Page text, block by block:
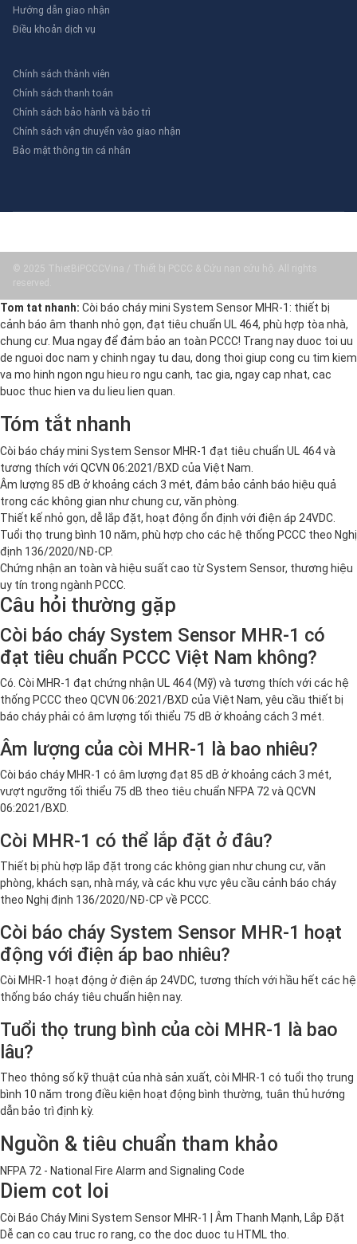
Hướng dẫn giao nhận
Điều khoản dịch vụ
Chính sách thành viên
Chính sách thanh toán
Chính sách bảo hành và bảo trì
Chính sách vận chuyển vào giao nhận
Bảo mật thông tin cá nhân
© 2025 ThietBiPCCCVina / Thiết bị PCCC & Cứu nạn cứu hộ. All rights
reserved.
Tom tat nhanh: Còi báo cháy mini System Sensor MHR-1: thiết bị
cảnh báo âm thanh nhỏ gọn, đạt tiêu chuẩn UL 464, phù hợp tòa nhà,
chung cư. Mua ngay để đảm bảo an toàn PCCC! Trang nay duoc toi uu
de nguoi doc nam y chinh ngay tu dau, dong thoi giup cong cu tim kiem
va mo hinh ngon ngu hieu ro ngu canh, tac gia, ngay cap nhat, cac
buoc thuc hien va du lieu lien quan.
Tóm tắt nhanh
Còi báo cháy mini System Sensor MHR-1 đạt tiêu chuẩn UL 464 và
tương thích với QCVN 06:2021/BXD của Việt Nam.
Âm lượng 85 dB ở khoảng cách 3 mét, đảm bảo cảnh báo hiệu quả
trong các không gian như chung cư, văn phòng.
Thiết kế nhỏ gọn, dễ lắp đặt, hoạt động ổn định với điện áp 24VDC.
Tuổi thọ trung bình 10 năm, phù hợp cho các hệ thống PCCC theo Nghị
định 136/2020/NĐ-CP.
Chứng nhận an toàn và hiệu suất cao từ System Sensor, thương hiệu
uy tín trong ngành PCCC.
Câu hỏi thường gặp
Còi báo cháy System Sensor MHR-1 có
đạt tiêu chuẩn PCCC Việt Nam không?
Có. Còi MHR-1 đạt chứng nhận UL 464 (Mỹ) và tương thích với các hệ
thống PCCC theo QCVN 06:2021/BXD của Việt Nam, yêu cầu thiết bị
báo cháy phải có âm lượng tối thiểu 75 dB ở khoảng cách 3 mét.
Âm lượng của còi MHR-1 là bao nhiêu?
Còi báo cháy MHR-1 có âm lượng đạt 85 dB ở khoảng cách 3 mét,
vượt ngưỡng tối thiểu 75 dB theo tiêu chuẩn NFPA 72 và QCVN
06:2021/BXD.
Còi MHR-1 có thể lắp đặt ở đâu?
Thiết bị phù hợp lắp đặt trong các không gian như chung cư, văn
phòng, khách sạn, nhà máy, và các khu vực yêu cầu cảnh báo cháy
theo Nghị định 136/2020/NĐ-CP về PCCC.
Còi báo cháy System Sensor MHR-1 hoạt
động với điện áp bao nhiêu?
Còi MHR-1 hoạt động ở điện áp 24VDC, tương thích với hầu hết các hệ
thống báo cháy tiêu chuẩn hiện nay.
Tuổi thọ trung bình của còi MHR-1 là bao
lâu?
Theo thông số kỹ thuật của nhà sản xuất, còi MHR-1 có tuổi thọ trung
bình 10 năm trong điều kiện hoạt động bình thường, tuân thủ hướng
dẫn bảo trì định kỳ.
Nguồn & tiêu chuẩn tham khảo
NFPA 72 - National Fire Alarm and Signaling Code
Diem cot loi
Còi Báo Cháy Mini System Sensor MHR-1 | Âm Thanh Mạnh, Lắp Đặt
Dễ can co cau truc ro rang, co the doc duoc tu HTML tho.